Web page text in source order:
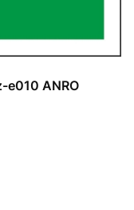
e010 ANRO